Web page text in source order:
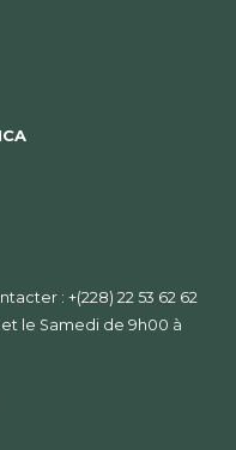
: +(228) 22 53 62 62
le Samedi de 9h00 à